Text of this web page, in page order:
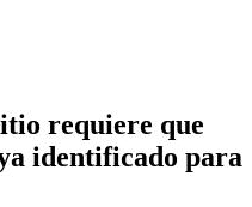
requiere que
identificado para